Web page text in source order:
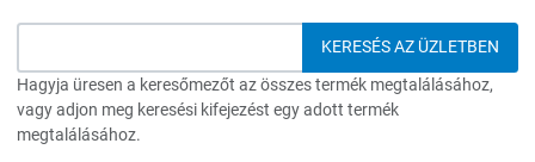
Hagyja üresen a keresőmezőt az összes termék megtalálásához,
vagy adjon meg keresési kifejezést egy adott termék
megtalálásához.